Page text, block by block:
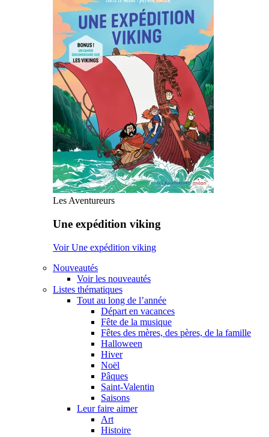
Les Aventureurs
Une expédition viking
Voir Une expédition viking
Nouveautés
Voir les nouveautés
Listes thématiques
Tout au long de l’année
Départ en vacances
Fête de la musique
Fêtes des mères, des pères, de la famille
Halloween
Hiver
Noël
Pâques
Saint-Valentin
Saisons
Leur faire aimer
Art
Histoire